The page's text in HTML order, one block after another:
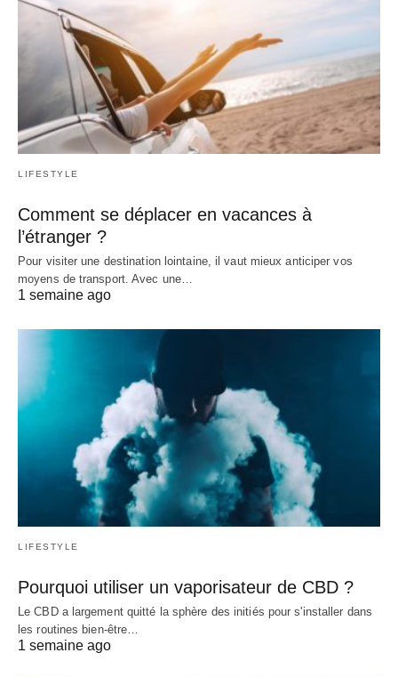
LIFESTYLE
Comment se déplacer en vacances à
l’étranger ?
Pour visiter une destination lointaine, il vaut mieux anticiper vos
moyens de transport. Avec une…
1 semaine ago
LIFESTYLE
Pourquoi utiliser un vaporisateur de CBD ?
Le CBD a largement quitté la sphère des initiés pour s'installer dans
les routines bien-être…
1 semaine ago